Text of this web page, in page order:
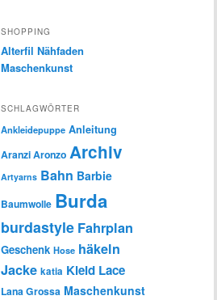
SHOPPING
Alterfil Nähfaden
Maschenkunst
SCHLAGWÖRTER
Ankleidepuppe Anleitung
Aranzi Aronzo Archiv
Artyarns Bahn Barbie
Baumwolle Burda
burdastyle Fahrplan
Geschenk Hose häkeln
Jacke katia Kleid Lace
Lana Grossa Maschenkunst